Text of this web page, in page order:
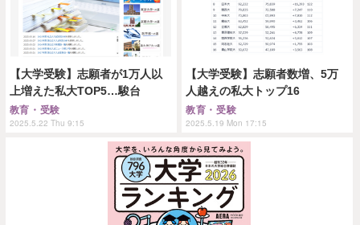
【大学受験】志願者が1万人以
上増えた私大TOP5…駿台
教育・受験
2025.5.22 Thu 9:15
【大学受験】志願者数増、5万
人越えの私大トップ16
教育・受験
2025.5.19 Mon 17:15